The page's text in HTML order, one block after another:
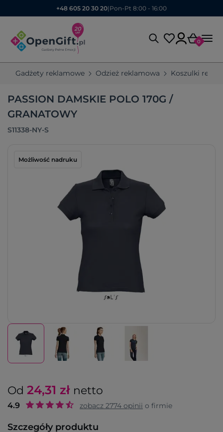
+48 605 20 30 20| Pon-Pt 8:00 - 16:00
0
Gadżety reklamowe Odzież reklamowa Koszulki
PASSION DAMSKIE POLO 170G /
GRANATOWY
S11338-NY-S
Możliwość nadruku
Od 24,31 zł netto
4.9 zobacz 2774 opinii o firmie
Szczegóły produktu